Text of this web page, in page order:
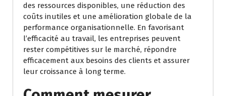
des ressources disponibles, une réduction des
coûts inutiles et une amélioration globale de la
performance organisationnelle. En favorisant
l’efficacité au travail, les entreprises peuvent
rester compétitives sur le marché, répondre
efficacement aux besoins des clients et assurer
leur croissance à long terme.